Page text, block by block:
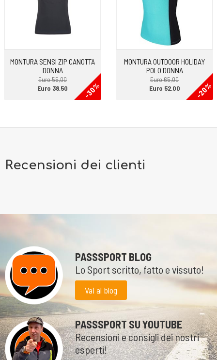
MONTURA SENSI ZIP CANOTTA
DONNA
Euro 55,00
-30%
Euro 38,50
MONTURA OUTDOOR HOLIDAY
POLO DONNA
Euro 65,00
-20%
Euro 52,00
Recensioni dei clienti
PASSSPORT BLOG
Lo Sport scritto, fatto e vissuto!
Vai al blog
PASSSPORT SU YOUTUBE
Recensioni e consigli dei nostri
esperti!